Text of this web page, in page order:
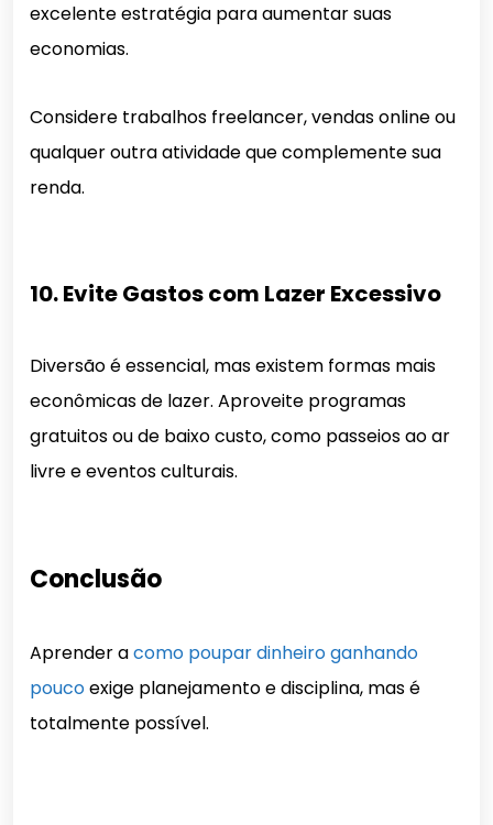
excelente estratégia para aumentar suas
economias.
Considere trabalhos freelancer, vendas online ou
qualquer outra atividade que complemente sua
renda.
10. Evite Gastos com Lazer Excessivo
Diversão é essencial, mas existem formas mais
econômicas de lazer. Aproveite programas
gratuitos ou de baixo custo, como passeios ao ar
livre e eventos culturais.
Conclusão
Aprender acomo poupar dinheiro ganhando
poucoexige planejamento e disciplina, mas é
totalmente possível.